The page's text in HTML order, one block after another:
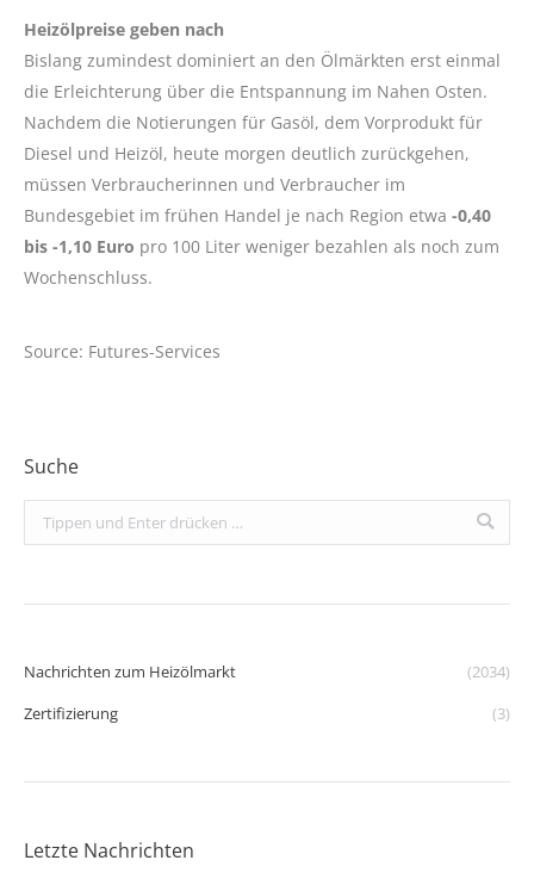
Heizölpreise geben nach
Bislang zumindest dominiert an den Ölmärkten erst einmal
die Erleichterung über die Entspannung im Nahen Osten.
Nachdem die Notierungen für Gasöl, dem Vorprodukt für
Diesel und Heizöl, heute morgen deutlich zurückgehen,
müssen Verbraucherinnen und Verbraucher im
Bundesgebiet im frühen Handel je nach Region etwa -0,40
bis -1,10 Euro pro 100 Liter weniger bezahlen als noch zum
Wochenschluss.
Source: Futures-Services
Suche
Search:
Nachrichten zum Heizölmarkt
(2034)
Zertifizierung
(3)
Letzte Nachrichten